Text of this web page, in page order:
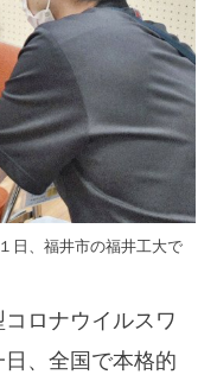
日、福井市の福井工大で
ロナウイルスワ
、全国で本格的